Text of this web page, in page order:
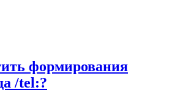
формирования
/tel:?